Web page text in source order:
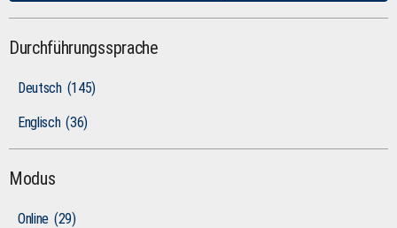
Durchführungssprache
Deutsch (145)
Englisch (36)
Modus
Online (29)